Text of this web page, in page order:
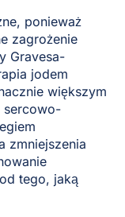
ponieważ
zagrożenie
Gravesa-
jodem
większym
sercowo-
zmniejszenia
tego, jaką